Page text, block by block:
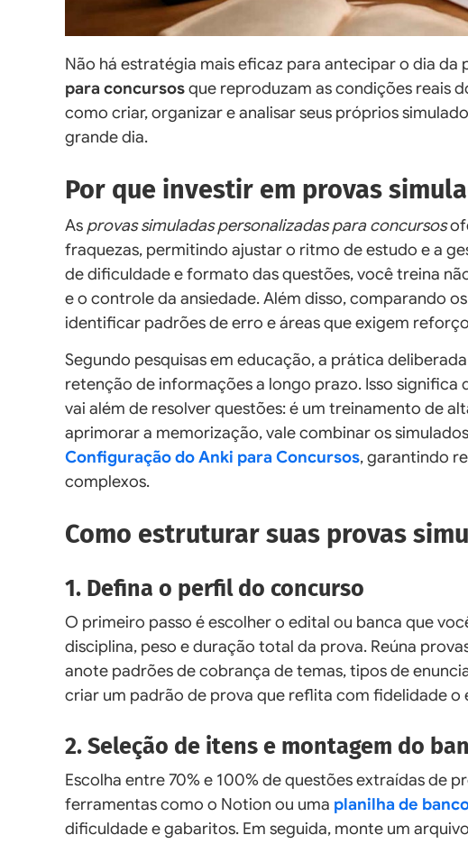
Não há estratégia mais eficaz para antecipar o dia da
para concursosque reproduzam as condições reais
como criar, organizar e analisar seus próprios
grande dia.
Por que investir em provas
As provas simuladas personalizadas para concursos
fraquezas, permitindo ajustar o ritmo de estudo e a
de dificuldade e formato das questões, você treina
e o controle da ansiedade. Além disso, comparando
identificar padrões de erro e áreas que exigem
Segundo pesquisas em educação, a prática
retenção de informações a longo prazo. Isso significa
vai além de resolver questões: é um treinamento de
aprimorar a memorização, vale combinar os
Configuração do Anki para Concursos, garantindo
complexos.
Como estruturar suas provas
1. Defina o perfil do concurso
O primeiro passo é escolher o edital ou banca que
disciplina, peso e duração total da prova. Reúna
anote padrões de cobrança de temas, tipos de
criar um padrão de prova que reflita com fidelidade o
2. Seleção de itens e montagem do
Escolha entre 70% e 100% de questões extraídas de
ferramentas como o Notion ou uma planilha de
dificuldade e gabaritos. Em seguida, monte um